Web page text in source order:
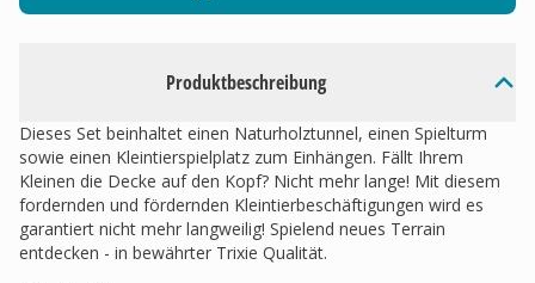
Produktbeschreibung
Dieses Set beinhaltet einen Naturholztunnel, einen Spielturm
sowie einen Kleintierspielplatz zum Einhängen. Fällt Ihrem
Kleinen die Decke auf den Kopf? Nicht mehr lange! Mit diesem
fordernden und fördernden Kleintierbeschäftigungen wird es
garantiert nicht mehr langweilig! Spielend neues Terrain
entdecken - in bewährter Trixie Qualität.